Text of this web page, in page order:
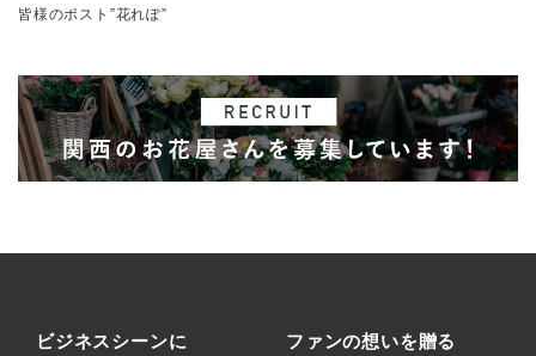
皆様のポスト”花れぽ”
ビジネスシーンに
ファンの想いを贈る